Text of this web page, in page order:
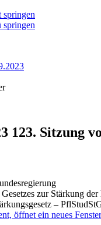
springen
123. Sitzung
zur Stärkung
–
öffnet ein neues